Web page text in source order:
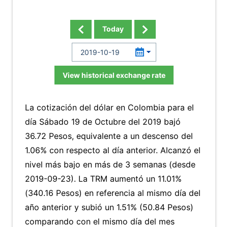
Today
View historical exchange rate
La cotización del dólar en Colombia para el
día Sábado 19 de Octubre del 2019 bajó
36.72 Pesos, equivalente a un descenso del
1.06% con respecto al día anterior. Alcanzó el
nivel más bajo en más de 3 semanas (desde
2019-09-23). La TRM aumentó un 11.01%
(340.16 Pesos) en referencia al mismo día del
año anterior y subió un 1.51% (50.84 Pesos)
comparando con el mismo día del mes